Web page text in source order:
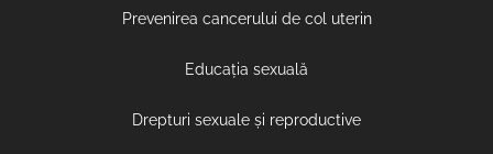
Prevenirea cancerului de col uterin
Educația sexuală
Drepturi sexuale și reproductive